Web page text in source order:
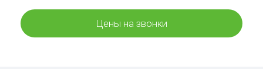
Цены на звонки